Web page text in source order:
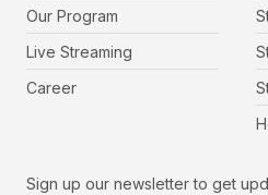
Our Program
Live Streaming
Career
Sign up our newsletter to get